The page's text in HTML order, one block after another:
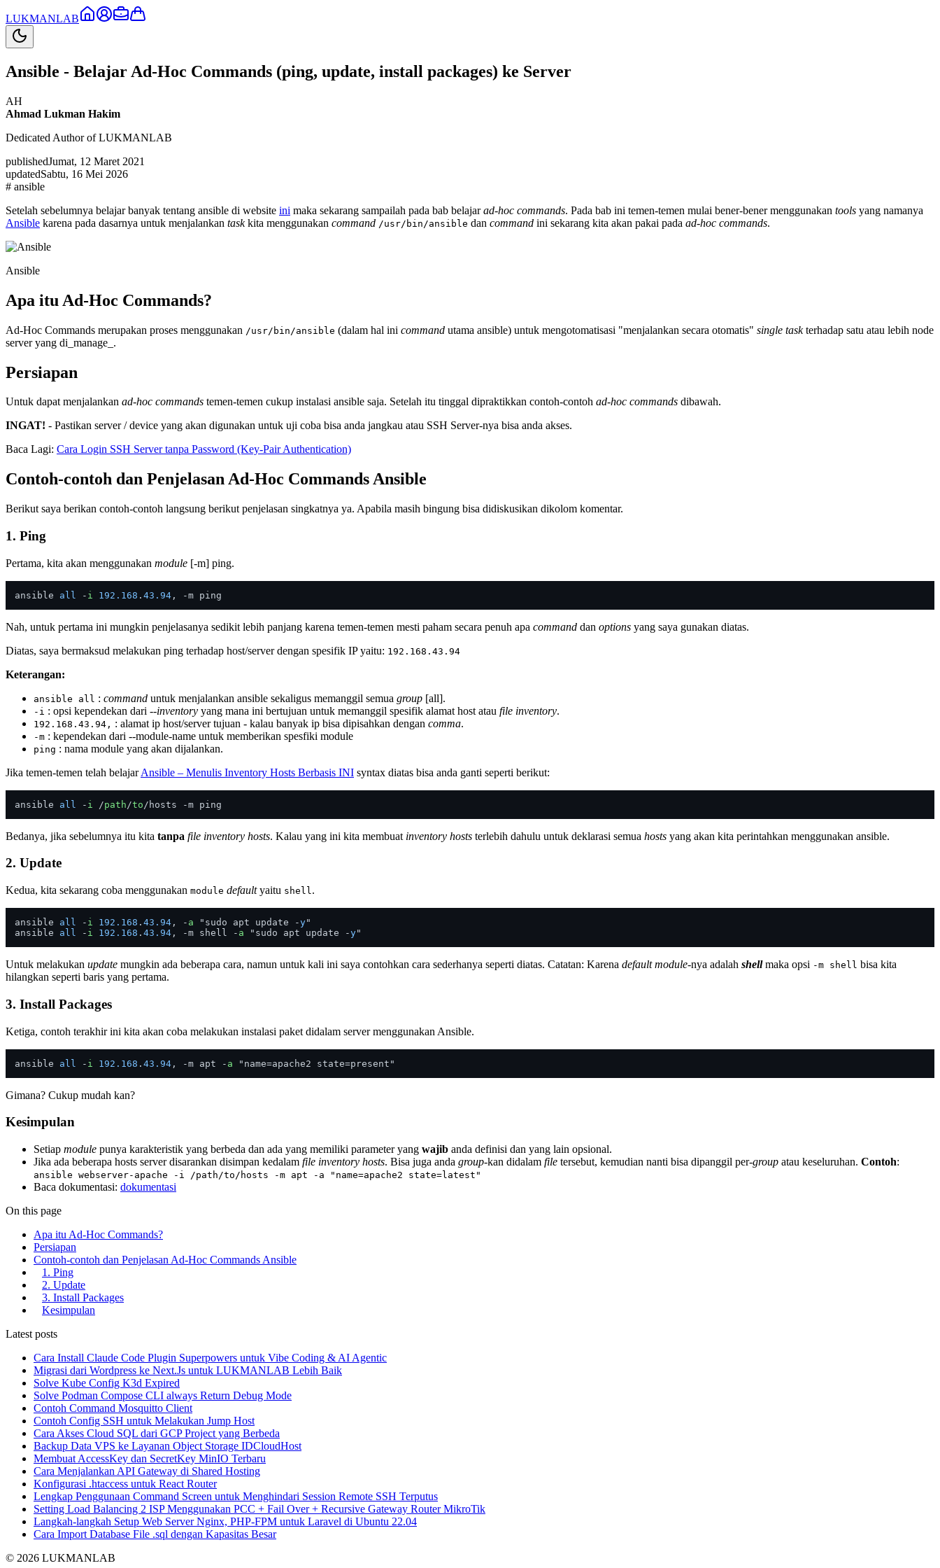
LUKMANLAB
Ansible - Belajar Ad-Hoc Commands (ping, update, install packages) ke Server
AH
Ahmad Lukman Hakim
Dedicated Author of LUKMANLAB
publishedJumat, 12 Maret 2021
updatedSabtu, 16 Mei 2026
# ansible
Setelah sebelumnya belajar banyak tentang ansible di website ini maka sekarang sampailah pada bab belajarad-hoc commands. Pada bab ini temen-temen mulai bener-bener menggunakan tools yang namanya
Ansible karena pada dasarnya untuk menjalankan taskkita menggunakan command /usr/bin/ansible dan command ini sekarang kita akan pakai pada ad-hoc commands.
Ansible
Apa itu Ad-Hoc Commands?
Ad-Hoc Commands merupakan proses menggunakan /usr/bin/ansible (dalam hal ini command utama ansible) untuk mengotomatisasi "menjalankan secara otomatis" single taskterhadap satu atau lebih node
server yang di_manage_.
Persiapan
Untuk dapat menjalankan ad-hoc commands temen-temen cukup instalasi ansible saja. Setelah itu tinggal dipraktikkan contoh-contoh ad-hoc commands dibawah.
INGAT! - Pastikan server / device yang akan digunakan untuk uji coba bisa anda jangkau atau SSH Server-nya bisa anda akses.
Baca Lagi: Cara Login SSH Server tanpa Password (Key-Pair Authentication)
Contoh-contoh dan Penjelasan Ad-Hoc Commands Ansible
Berikut saya berikan contoh-contoh langsung berikut penjelasan singkatnya ya. Apabila masih bingung bisa didiskusikan dikolom komentar.
1. Ping
Pertama, kita akan menggunakan module [-m] ping.
ansible all - i 192.168 . 43.94
Nah, untuk pertama ini mungkin penjelasanya sedikit lebih panjang karena temen-temen mesti paham secara penuh apa command dan options yang saya gunakan diatas.
Diatas, saya bermaksud melakukan ping terhadap host/server dengan spesifik IP yaitu: 192.168.43.94
Keterangan:
ansible all : command untuk menjalankan ansible sekaligus memanggil semua group [all].
-i : opsi kependekan dari --inventory yang mana ini bertujuan untuk memanggil spesifik alamat host atau file inventory.
192.168.43.94, : alamat ip host/server tujuan - kalau banyak ip bisa dipisahkan dengan comma.
-m : kependekan dari --module-name untuk memberikan spesfiki module
ping : nama module yang akan dijalankan.
Jika temen-temen telah belajarAnsible – Menulis Inventory Hosts Berbasis INI syntax diatas bisa anda ganti seperti berikut:
ansible all - i /path /to
Bedanya, jika sebelumnya itu kita tanpa file inventory hosts. Kalau yang ini kita membuat inventory hosts terlebih dahulu untuk deklarasi semua hosts yang akan kita perintahkan menggunakan ansible.
2. Update
Kedua, kita sekarang coba menggunakan module defaultyaitu shell.
ansible all - i 192.168 . 43.94 , - a "sudo apt update -y"
ansible all - i 192.168 . 43.94 , -m shell - a "sudo apt update -y
Untuk melakukan update mungkin ada beberapa cara, namun untuk kali ini saya contohkan cara sederhanya seperti diatas. Catatan: Karena default module-nya adalah shellmaka opsi -m shell bisa kita
hilangkan seperti baris yang pertama.
3. Install Packages
Ketiga, contoh terakhir ini kita akan coba melakukan instalasi paket didalam server menggunakan Ansible.
ansible all - i 192.168 . 43.94 , -m apt - a
Gimana? Cukup mudah kan?
Kesimpulan
Setiap module punya karakteristik yang berbeda dan ada yang memiliki parameter yang wajib anda definisi dan yang lain opsional.
Jika ada beberapa hosts server disarankan disimpan kedalam file inventory hosts. Bisa juga anda group-kan didalam file tersebut, kemudian nanti bisa dipanggil per-group atau keseluruhan. Contoh:
ansible webserver-apache -i /path/to/hosts -m apt -a "name=apache2 state=latest"
Baca dokumentasi: dokumentasi
On this page
Apa itu Ad-Hoc Commands?
Persiapan
Contoh-contoh dan Penjelasan Ad-Hoc Commands Ansible
1. Ping
2. Update
3. Install Packages
Kesimpulan
Latest posts
Cara Install Claude Code Plugin Superpowers untuk Vibe Coding & AI Agentic
Migrasi dari Wordpress ke Next.Js untuk LUKMANLAB Lebih Baik
Solve Kube Config K3d Expired
Solve Podman Compose CLI always Return Debug Mode
Contoh Command Mosquitto Client
Contoh Config SSH untuk Melakukan Jump Host
Cara Akses Cloud SQL dari GCP Project yang Berbeda
Backup Data VPS ke Layanan Object Storage IDCloudHost
Membuat AccessKey dan SecretKey MinIO Terbaru
Cara Menjalankan API Gateway di Shared Hosting
Konfigurasi .htaccess untuk React Router
Lengkap Penggunaan Command Screen untuk Menghindari Session Remote SSH Terputus
Setting Load Balancing 2 ISP Menggunakan PCC + Fail Over + Recursive Gateway Router MikroTik
Langkah-langkah Setup Web Server Nginx, PHP-FPM untuk Laravel di Ubuntu 22.04
Cara Import Database File .sql dengan Kapasitas Besar
© 2026 LUKMANLAB